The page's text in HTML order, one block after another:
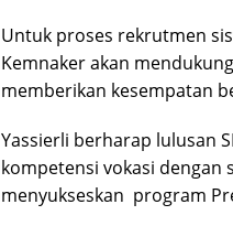
Untuk proses rekrutmen
Kemnaker akan
memberikan kesempatan
Yassierli berharap lulusan
kompetensi vokasi
menyukseskan program